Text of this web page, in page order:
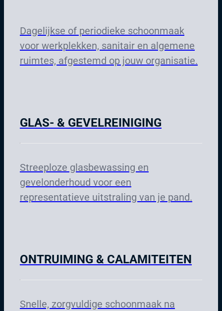
Dagelijkse of periodieke schoonmaak
voor werkplekken, sanitair en algemene
ruimtes, afgestemd op jouw organisatie.
GLAS- & GEVELREINIGING
Streeploze glasbewassing en
gevelonderhoud voor een
representatieve uitstraling van je pand.
ONTRUIMING & CALAMITEITEN
Snelle, zorgvuldige schoonmaak na